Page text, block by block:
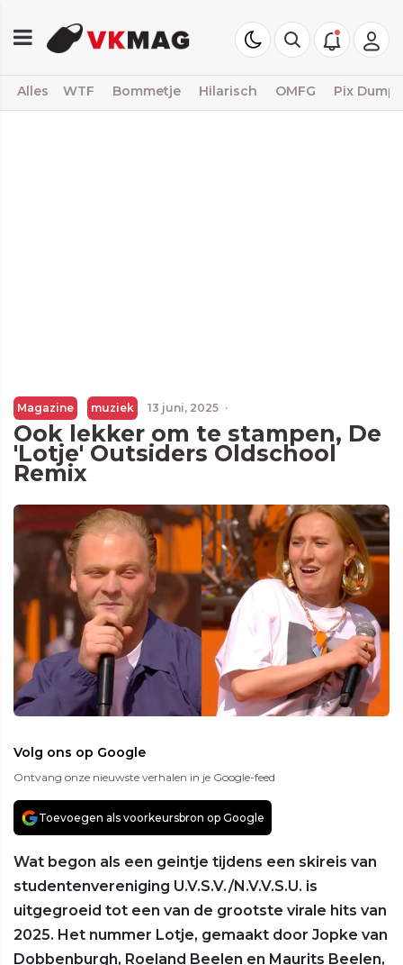
Alles WTF Bommetje Hilarisch OMFG Pix Dump
Magazine muziek 13 juni, 2025 ·
Ook lekker om te stampen, De
'Lotje' Outsiders Oldschool
Remix
Volg ons op Google
Ontvang onze nieuwste verhalen in je Google-feed
Toevoegen als voorkeursbron op Google
Wat begon als een geintje tijdens een skireis van
studentenvereniging U.V.S.V./N.V.V.S.U. is
uitgegroeid tot een van de grootste virale hits van
2025. Het nummer Lotje, gemaakt door Jopke van
Dobbenburgh, Roeland Beelen en Maurits Beelen,